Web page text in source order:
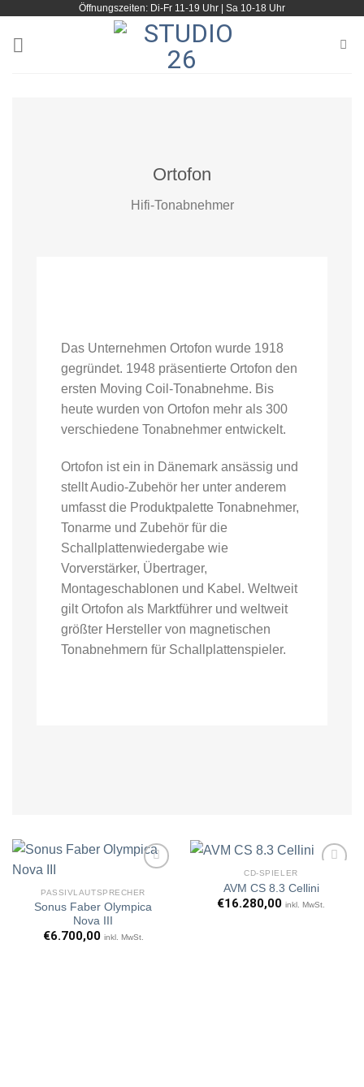
springen
Öffnungszeiten: Di-Fr 11-19 Uhr | Sa 10-18 Uhr
Ortofon
Hifi-Tonabnehmer
Das Unternehmen Ortofon wurde 1918
gegründet. 1948 präsentierte Ortofon den
ersten Moving Coil-Tonabnehme. Bis
heute wurden von Ortofon mehr als 300
verschiedene Tonabnehmer entwickelt.
Ortofon ist ein in Dänemark ansässig und
stellt Audio-Zubehör her unter anderem
umfasst die Produktpalette Tonabnehmer,
Tonarme und Zubehör für die
Schallplattenwiedergabe wie
Vorverstärker, Übertrager,
Montageschablonen und Kabel. Weltweit
gilt Ortofon als Marktführer und weltweit
größter Hersteller von magnetischen
Tonabnehmern für Schallplattenspieler.
Artikel
PASSIVLAUTSPRECHER
Sonus Faber Olympica
Nova III
€6.700,00 inkl. MwSt.
Artikel
CD-SPIELER
AVM CS 8.3 Cellini
€16.280,00 inkl. MwSt.